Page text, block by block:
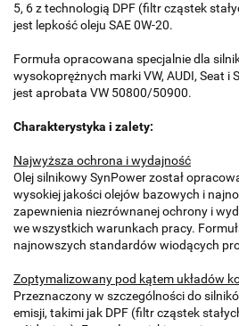
5, 6 z technologią DPF (filtr cząstek
jest lepkość oleju SAE 0W-20.
Formuła opracowana specjalnie dla
wysokoprężnych marki VW, AUDI, Seat i
jest aprobata VW 50800/50900.
Charakterystyka i zalety:
Najwyższa ochrona i wydajność
Olej silnikowy SynPower został
wysokiej jakości olejów bazowych i
zapewnienia niezrównanej ochrony i
we wszystkich warunkach pracy.
najnowszych standardów wiodących
Zoptymalizowany pod kątem układów
Przeznaczony w szczególności do
emisji, takimi jak DPF (filtr cząstek